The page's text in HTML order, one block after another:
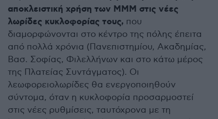
αποκλειστική χρήση των ΜΜΜ στις νέες
λωρίδες κυκλοφορίας τους, που
διαμορφώνονται στο κέντρο της πόλης έπειτα
από πολλά χρόνια (Πανεπιστημίου, Ακαδημίας,
Βασ. Σοφίας, Φιλελλήνων και στο κάτω μέρος
της Πλατείας Συντάγματος). Οι
λεωφορειολωρίδες θα ενεργοποιηθούν
σύντομα, όταν η κυκλοφορία προσαρμοστεί
στις νέες ρυθμίσεις, ταυτόχρονα με τη